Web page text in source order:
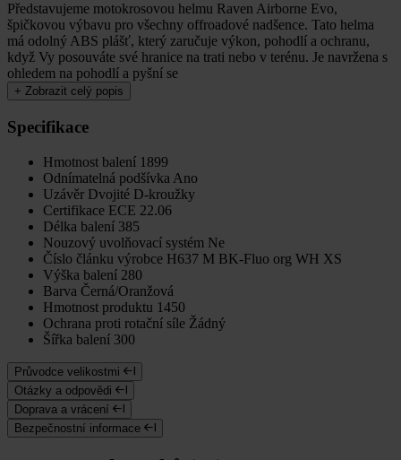
Představujeme motokrosovou helmu Raven Airborne Evo,
špičkovou výbavu pro všechny offroadové nadšence. Tato helma
má odolný ABS plášť, který zaručuje výkon, pohodlí a ochranu,
když Vy posouváte své hranice na trati nebo v terénu. Je navržena s
ohledem na pohodlí a pyšní se
+ Zobrazit celý popis
Specifikace
Hmotnost balení 1899
Odnímatelná podšívka Ano
Uzávěr Dvojité D-kroužky
Certifikace ECE 22.06
Délka balení 385
Nouzový uvolňovací systém Ne
Číslo článku výrobce H637 M BK-Fluo org WH XS
Výška balení 280
Barva Černá/Oranžová
Hmotnost produktu 1450
Ochrana proti rotační síle Žádný
Šířka balení 300
Průvodce velikostmi
Otázky a odpovědi
Doprava a vrácení
Bezpečnostní informace